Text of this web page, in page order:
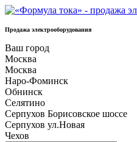
Продажа электрооборудования
Ваш город
Москва
Москва
Наро-Фоминск
Обнинск
Селятино
Серпухов Борисовское шоссе
Серпухов ул.Новая
Чехов